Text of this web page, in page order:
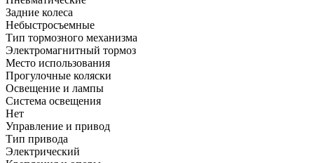
Задние колеса
Небыстросъемные
Тип тормозного механизма
Электромагнитный тормоз
Место использования
Прогулочные коляски
Освещение и лампы
Система освещения
Нет
Управление и привод
Тип привода
Электрический